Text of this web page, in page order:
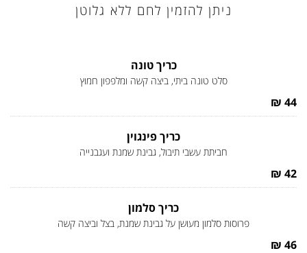
ניתן להזמין לחם ללא גלוטן
כריך טונה
סלט טונה ביתי, ביצה קשה ומלפפון חמוץ
44 ₪
כריך פינגוין
חביתת עשבי תיבול, גבינת שמנת ועגבנייה
42 ₪
כריך סלמון
פרוסות סלמון מעושן על גבינת שמנת, בצל וביצה קשה
46 ₪